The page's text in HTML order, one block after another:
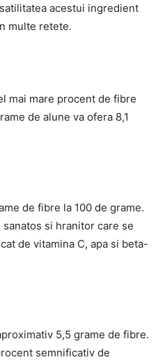
acestui ingredient
multe retete.
mai mare procent de fibre
de alune va ofera 8,1
de fibre la 100 de grame.
si hranitor care se
de vitamina C, apa si beta-
5,5 grame de fibre.
semnificativ de